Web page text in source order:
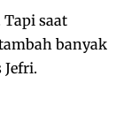
Tapi saat
banyak
Jefri.